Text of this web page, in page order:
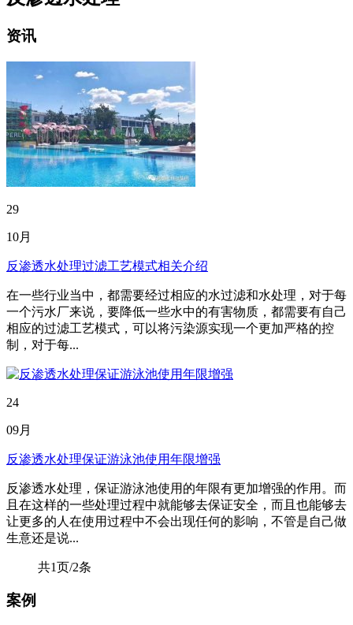
资讯
29
10月
反渗透水处理过滤工艺模式相关介绍
在一些行业当中，都需要经过相应的水过滤和水处理，对于每
一个污水厂来说，要降低一些水中的有害物质，都需要有自己
相应的过滤工艺模式，可以将污染源实现一个更加严格的控
制，对于每...
24
09月
反渗透水处理保证游泳池使用年限增强
反渗透水处理，保证游泳池使用的年限有更加增强的作用。而
且在这样的一些处理过程中就能够去保证安全，而且也能够去
让更多的人在使用过程中不会出现任何的影响，不管是自己做
生意还是说...
共1页/2条
案例